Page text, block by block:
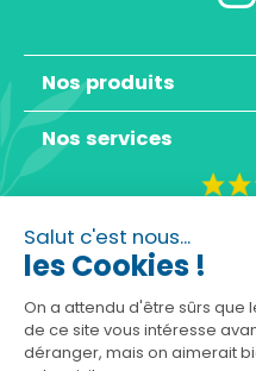
Salut c'est nous...
les Cookies !
On a attendu d'être sûrs que
de ce site vous intéresse
déranger, mais on aimerait
Nos produits
Nos services